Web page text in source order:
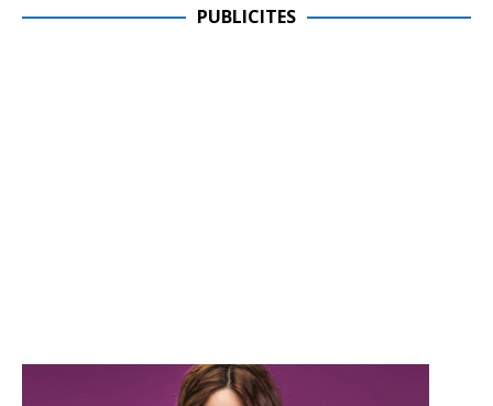
PUBLICITES